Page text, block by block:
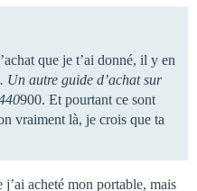
que je t’ai donné, il y en
Un autre guide d’achat sur
900. Et pourtant ce sont
vraiment là, je crois que ta
acheté mon portable, mais